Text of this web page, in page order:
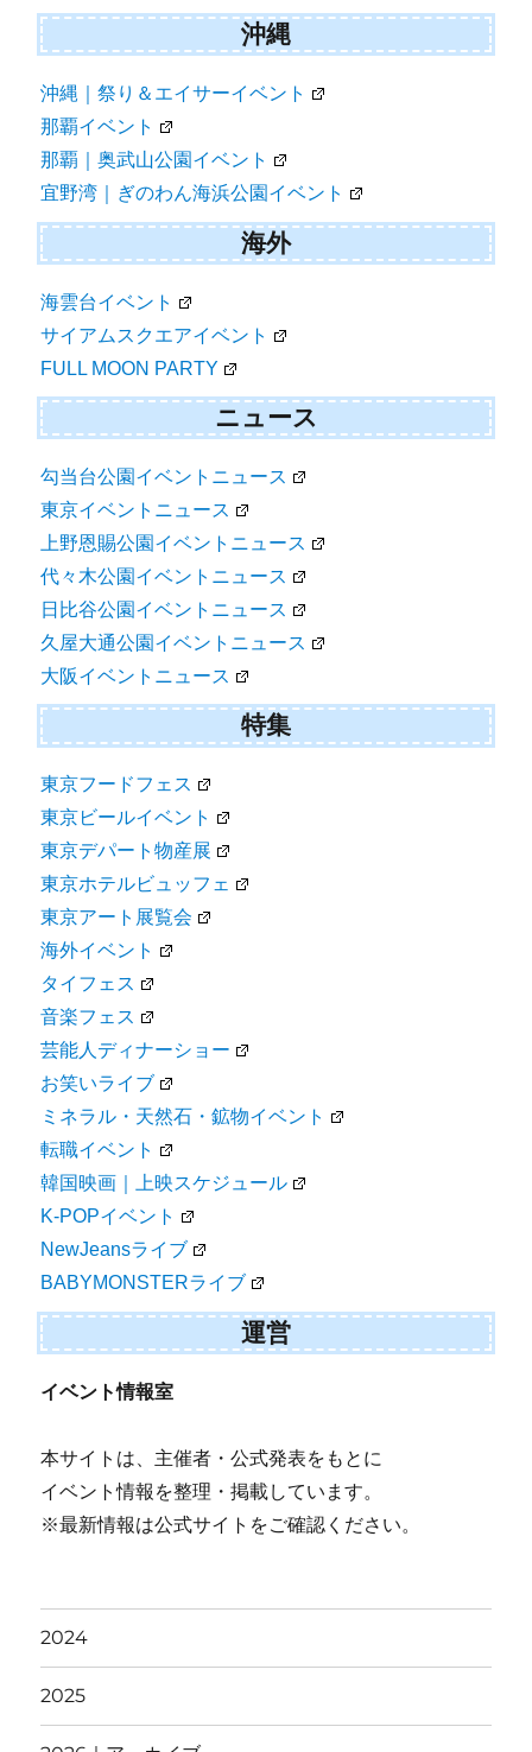
沖縄
沖縄｜祭り＆エイサーイベント
那覇イベント
那覇｜奥武山公園イベント
宜野湾｜ぎのわん海浜公園イベント
海外
海雲台イベント
サイアムスクエアイベント
FULL MOON PARTY
ニュース
勾当台公園イベントニュース
東京イベントニュース
上野恩賜公園イベントニュース
代々木公園イベントニュース
日比谷公園イベントニュース
久屋大通公園イベントニュース
大阪イベントニュース
特集
東京フードフェス
東京ビールイベント
東京デパート物産展
東京ホテルビュッフェ
東京アート展覧会
海外イベント
タイフェス
音楽フェス
芸能人ディナーショー
お笑いライブ
ミネラル・天然石・鉱物イベント
転職イベント
韓国映画｜上映スケジュール
K-POPイベント
NewJeansライブ
BABYMONSTERライブ
運営
イベント情報室
本サイトは、主催者・公式発表をもとに
イベント情報を整理・掲載しています。
※最新情報は公式サイトをご確認ください。
2024
2025